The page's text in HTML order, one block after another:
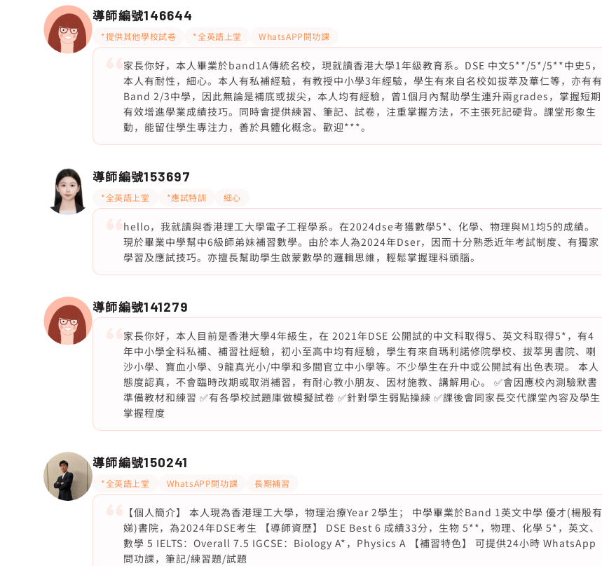
導師編號146644
*提供其他學校試卷 *全英語上堂 WhatsAPP問功課
家長你好，本人畢業於band1A傳統名校，現就讀香港大學1年級教育系。DSE 中文5**/5*/5**中史5，
本人有耐性，細心。本人有私補經驗，有教授中小學3年經驗，學生有來自名校如拔萃及華仁等，亦有有
Band 2/3中學，因此無論是補底或拔尖，本人均有經驗，曾1個月內幫助學生連升兩grades，掌握短期
有效增進學業成績技巧。同時會提供練習、筆記、試卷，注重掌握方法，不主張死記硬背。課堂形象生
動，能留住學生專注力，善於具體化概念。歡迎***。
導師編號153697
*全英語上堂 *應試特訓 細心
hello，我就讀與香港理工大學電子工程學系。在2024dse考獲數學5*、化學、物理與M1均5的成績。
現於畢業中學幫中6級師弟妹補習數學。由於本人為2024年Dser，因而十分熟悉近年考試制度、有獨家
學習及應試技巧。亦擅長幫助學生啟蒙數學的邏輯思維，輕鬆掌握理科頭腦。
導師編號141279
家長你好，本人目前是香港大學4年級生，在 2021年DSE 公開試的中文科取得5、英文科取得5*，有4
年中小學全科私補、補習社經驗，初小至高中均有經驗，學生有來自瑪利諾修院學校、拔萃男書院、喇
沙小學、寶血小學、9龍真光小/中學和多間官立中小學等。不少學生在升中或公開試有出色表現。 本人
態度認真，不會臨時改期或取消補習，有耐心教小朋友、因材施教、講解用心。 ✅會因應校內測驗默書
準備教材和練習 ✅有各學校試題庫做模擬試卷 ✅針對學生弱點操練 ✅課後會同家長交代課堂內容及學生
掌握程度
導師編號150241
*全英語上堂 WhatsAPP問功課 長期補習
【個人簡介】 本人現為香港理工大學，物理治療Year 2學生； 中學畢業於Band 1英文中學 優才(楊殷有
娣)書院，為2024年DSE考生 【導師資歷】 DSE Best 6 成績33分，生物 5**，物理、化學 5*，英文、
數學 5 IELTS：Overall 7.5 IGCSE：Biology A*，Physics A 【補習特色】 可提供24小時 WhatsApp
問功課，筆記/練習題/試題